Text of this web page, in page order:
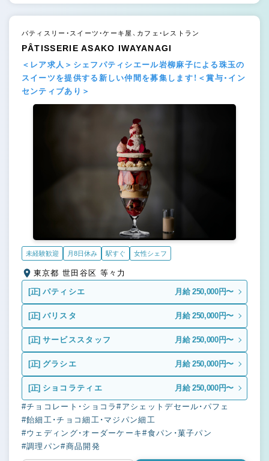
パティスリー・スイーツ・ケーキ屋、カフェ・レストラン
PÂTISSERIE ASAKO IWAYANAGI
＜レア求人＞シェフパティシエール岩柳麻子による珠玉の
スイーツを提供する新しい仲間を募集します！＜賞与・イン
センティブあり＞
未経験歓迎 月8日休み 駅すぐ 女性シェフ
東京都 世田谷区 等々力
[正] パティシエ 月給 250,000円〜
[正] バリスタ 月給 250,000円〜
[正] サービススタッフ 月給 250,000円〜
[正] グラシエ 月給 250,000円〜
[正] ショコラティエ 月給 250,000円〜
#チョコレート・ショコラ#アシェットデセール・パフェ
#飴細工・チョコ細工・マジパン細工
#ウェディング・オーダーケーキ#食パン・菓子パン
#調理パン#商品開発